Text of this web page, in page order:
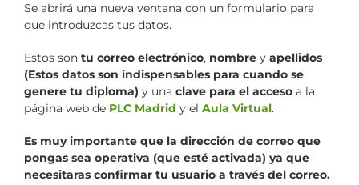
Se abrirá una nueva ventana con un formulario para
que introduzcas tus datos.
Estos son tu correo electrónico, nombre y apellidos
(Estos datos son indispensables para cuando se
genere tu diploma) y una clave para el acceso a la
página web de PLC Madrid y el Aula Virtual.
Es muy importante que la dirección de correo que
pongas sea operativa (que esté activada) ya que
necesitaras confirmar tu usuario a través del correo.